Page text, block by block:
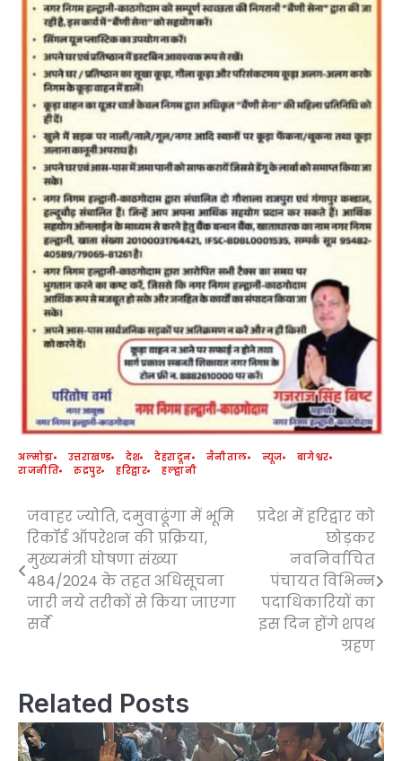
अल्मोड़ा उत्तराखण्ड देश देहरादून नैनीताल न्यूज
बागेश्वर
राजनीति
रुद्रपुर हरिद्वार हल्द्वानी
Post
navigation
जवाहर ज्योति, दमुवाढूंगा में भूमि
रिकॉर्ड ऑपरेशन की प्रक्रिया,
मुख्यमंत्री घोषणा संख्या
484/2024 के तहत अधिसूचना
जारी नये तरीकों से किया जाएगा
सर्वे
प्रदेश में हरिद्वार को
छोड़कर
नवनिर्वाचित
पंचायत विभिन्न
पदाधिकारियों का
इस दिन होंगे शपथ
ग्रहण
Related Posts